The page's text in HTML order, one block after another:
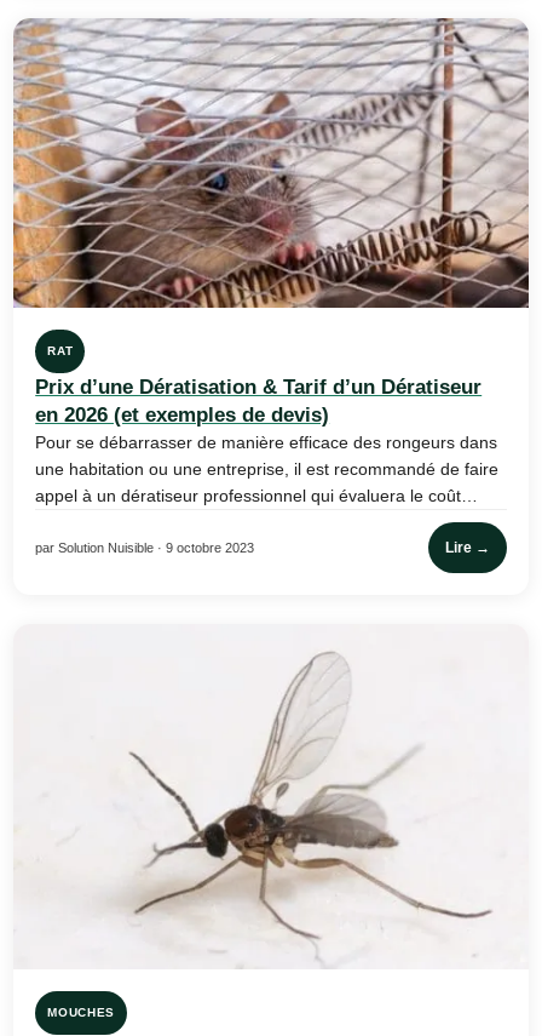
RAT
Prix d’une Dératisation & Tarif d’un Dératiseur
en 2026 (et exemples de devis)
Pour se débarrasser de manière efficace des rongeurs dans
une habitation ou une entreprise, il est recommandé de faire
appel à un dératiseur professionnel qui évaluera le coût…
par Solution Nuisible · 9 octobre 2023 Lire →
MOUCHES